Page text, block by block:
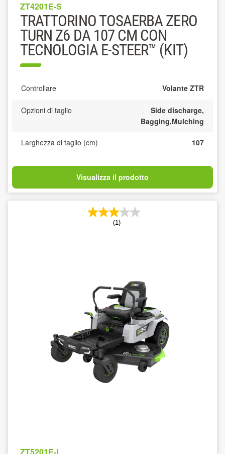
ZT4201E-S
TRATTORINO TOSAERBA ZERO
TURN Z6 DA 107 CM CON
TECNOLOGIA E-STEER™ (KIT)
Controllare Volante ZTR
Opzioni di taglio
Side discharge,
Bagging,Mulching
Larghezza di taglio (cm) 107
Visualizza il prodotto
(1)